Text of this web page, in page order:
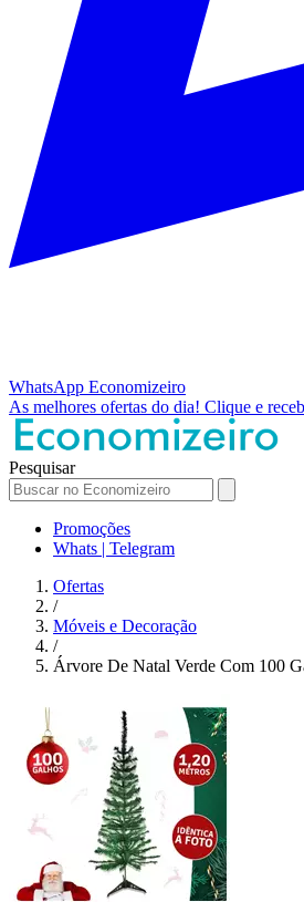
WhatsApp Economizeiro
As melhores ofertas do dia! Clique e
Pesquisar
Promoções
Whats | Telegram
Ofertas
/
Móveis e Decoração
/
Árvore De Natal Verde Com 100